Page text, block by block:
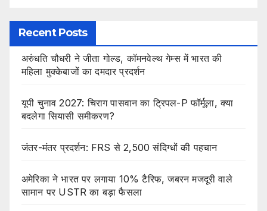
Recent Posts
अरुंधति चौधरी ने जीता गोल्ड, कॉमनवेल्थ गेम्स में भारत की
महिला मुक्केबाजों का दमदार प्रदर्शन
यूपी चुनाव 2027: चिराग पासवान का ट्रिपल-P फॉर्मूला, क्या
बदलेगा सियासी समीकरण?
जंतर-मंतर प्रदर्शन: FRS से 2,500 संदिग्धों की पहचान
अमेरिका ने भारत पर लगाया 10% टैरिफ, जबरन मजदूरी वाले
सामान पर USTR का बड़ा फैसला